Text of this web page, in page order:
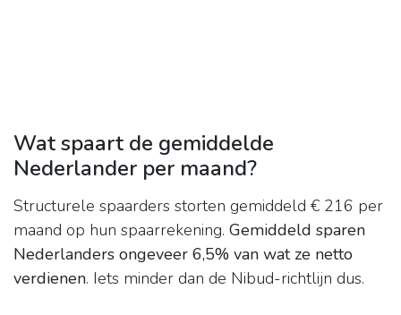
Wat spaart de gemiddelde
Nederlander per maand?
Structurele spaarders storten gemiddeld € 216 per
maand op hun spaarrekening. Gemiddeld sparen
Nederlanders ongeveer 6,5% van wat ze netto
verdienen. Iets minder dan de Nibud-richtlijn dus.